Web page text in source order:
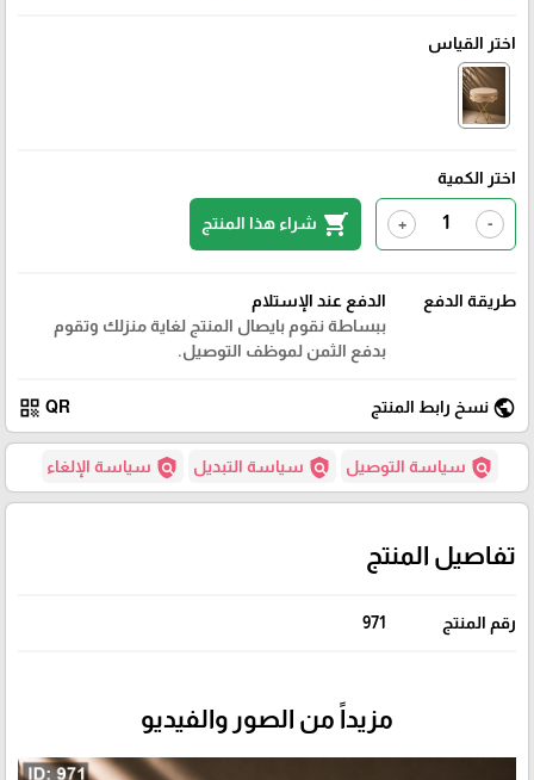
اختر القياس
اختر الكمية
-
+
shopping_cart شراء هذا المنتج
طريقة الدفع
الدفع عند الإستلام
ببساطة نقوم بايصال المنتج لغاية منزلك وتقوم
بدفع الثمن لموظف التوصيل.
public نسخ رابط المنتج QR
qr_code
policy سياسة التوصيل policy سياسة التبديل policy سياسة الإلغاء
تفاصيل المنتج
رقم المنتج 971
مزيداً من الصور والفيديو